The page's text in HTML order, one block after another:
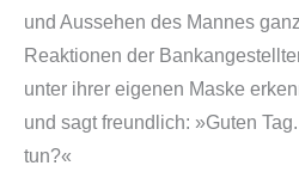
und Aussehen des Mannes
Reaktionen der
unter ihrer eigenen Maske
und sagt freundlich: »Guten
tun?«